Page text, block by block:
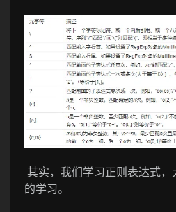
其实，我们学习正则表达式
的学习。